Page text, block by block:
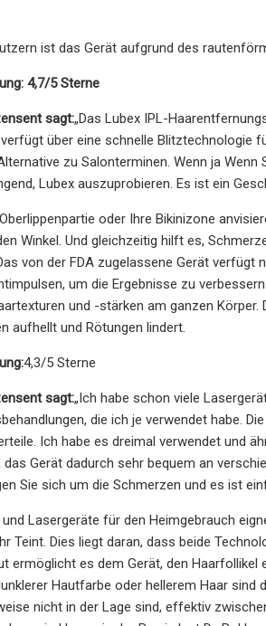
ist das Gerät aufgrund des
4,7/5 Sterne
sagt:„Das Lubex IPL-
über eine schnelle Blitztechnologie
zu Salonterminen. Wenn ja
Lubex auszuprobieren. Es ist ein
oder Ihre Bikinizone
Winkel. Und gleichzeitig hilft es,
von der FDA zugelassene Gerät
um die Ergebnisse zu
und -stärken am ganzen
aufhellt und Rötungen lindert.
4,3/5 Sterne
sagt:„Ich habe schon viele
die ich je verwendet habe.
Ich habe es dreimal verwendet und
das Gerät dadurch sehr bequem an
Sie sich um die Schmerzen und es ist
Lasergeräte für den Heimgebrauch
Teint. Dies liegt daran, dass beide
ermöglicht es dem Gerät, den Haarfollikel
Hautfarbe oder hellerem Haar
nicht in der Lage sind, effektiv